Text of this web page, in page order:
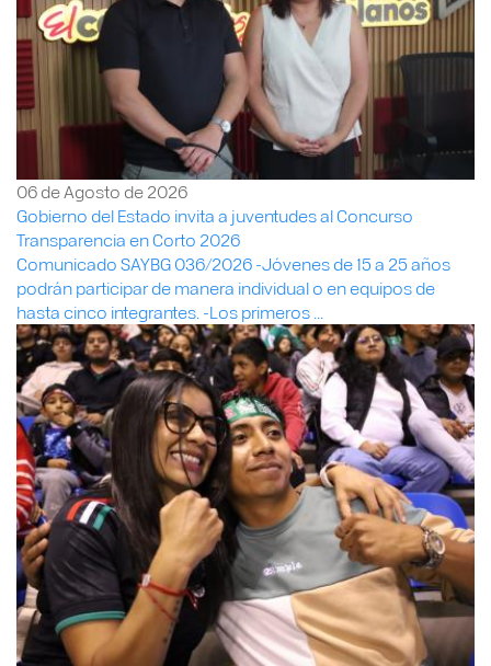
06 de Agosto de 2026
Gobierno del Estado invita a juventudes al Concurso
Transparencia en Corto 2026
Comunicado SAYBG 036/2026 -Jóvenes de 15 a 25 años
podrán participar de manera individual o en equipos de
hasta cinco integrantes. -Los primeros ...